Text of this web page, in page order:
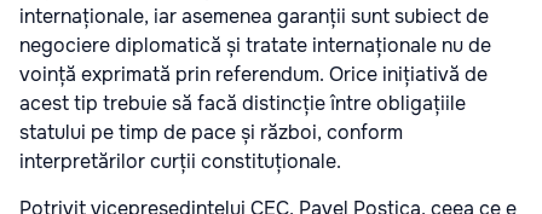
internaționale, iar asemenea garanții sunt subiect de
negociere diplomatică și tratate internaționale nu de
voință exprimată prin referendum. Orice inițiativă de
acest tip trebuie să facă distincție între obligațiile
statului pe timp de pace și război, conform
interpretărilor curții constituționale.